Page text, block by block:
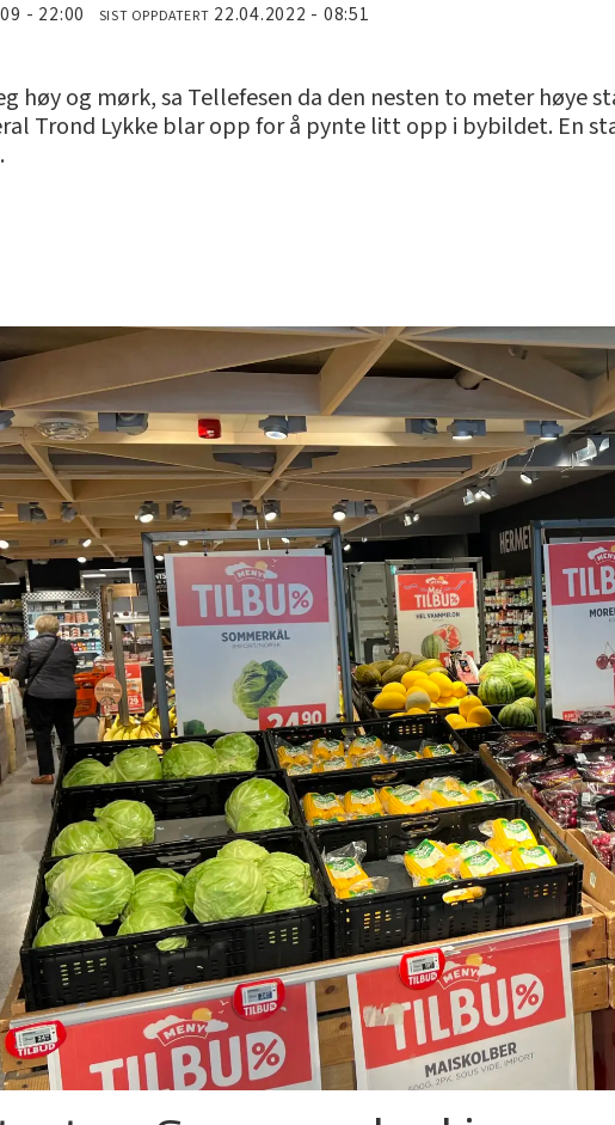
- 22:00 SIST OPPDATERT 22.04.2022 - 08:51
høy og mørk, sa Tellefesen da den nesten to meter høye
Trond Lykke blar opp for å pynte litt opp i bybildet. En